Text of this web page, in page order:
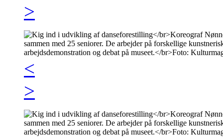
>
<
>